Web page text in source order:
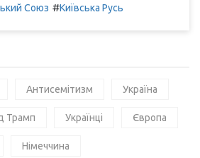
Союз #Київська Русь
Антисемітизм Україна
Трамп Українці Європа
Німеччина